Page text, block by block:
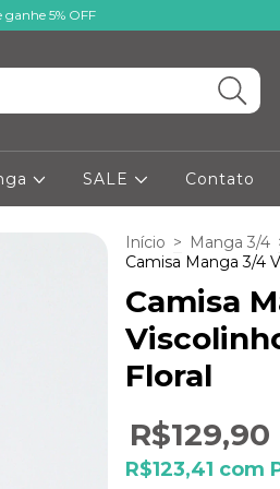
5% OFF
SALE Contato
Início > Manga 3/4
Camisa Manga 3/4
Camisa
Floral
R$129,90
R$123,41 com